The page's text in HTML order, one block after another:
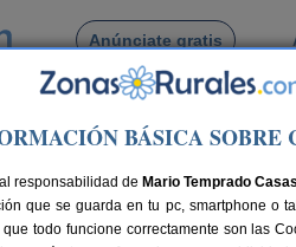
Anúnciate gratis
por pueblo
BÁSICA SOBRE
responsabilidad de Mario Temprado Casas
que se guarda en tu pc, smartphone o
todo funcione correctamente son las